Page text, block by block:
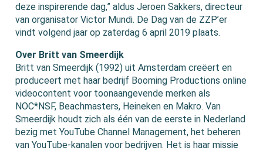
deze inspirerende dag,” aldus Jeroen Sakkers, directeur
van organisator Victor Mundi. De Dag van de ZZP’er
vindt volgend jaar op zaterdag 6 april 2019 plaats.
Over Britt van Smeerdijk
Britt van Smeerdijk (1992) uit Amsterdam creëert en
produceert met haar bedrijf Booming Productions online
videocontent voor toonaangevende merken als
NOC*NSF, Beachmasters, Heineken en Makro. Van
Smeerdijk houdt zich als één van de eerste in Nederland
bezig met YouTube Channel Management, het beheren
van YouTube-kanalen voor bedrijven. Het is haar missie